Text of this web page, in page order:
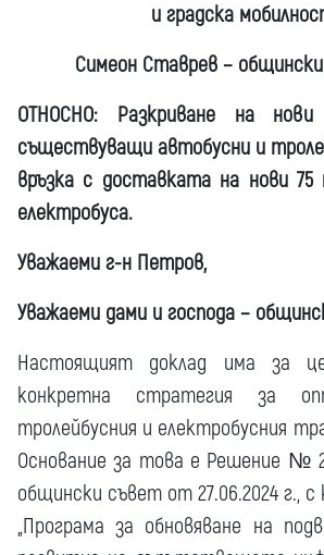
и градска
Симеон Ставрев –
ОТНОСНО: Разкриване на
съществуващи автобусни и
връзка с доставката на нови 75
електробуса.
Уважаеми г-н Петров,
Уважаеми дами и господа –
Настоящият доклад има за
конкретна стратегия за
тролейбусния и електробусния
Основание за това е Решение №
общински съвет от 27.06.2024 г.,
„Програма за обновяване на